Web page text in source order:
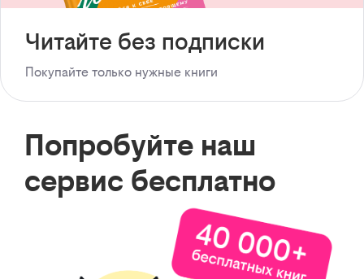
Читайте без подписки
Покупайте только нужные книги
Попробуйте наш
сервис бесплатно